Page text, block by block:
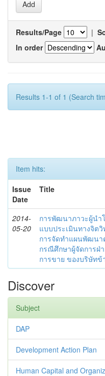
Results/Page |
In order
Results 1-1 of 1 (Search
Item hits:
Issue
Date
Title
2014-
05-20
การพัฒนาภาวะผู้นำ
แบบประเมินทางจิต
การจัดทำแผนพัฒนา
กรณีศึกษาผู้จัดการฝ่
การขาย ของบริษัทข้
Discover
Subject
DAP
Development Action Plan
Human Capital and